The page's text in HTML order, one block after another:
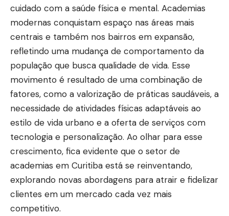
cuidado com a saúde física e mental. Academias
modernas conquistam espaço nas áreas mais
centrais e também nos bairros em expansão,
refletindo uma mudança de comportamento da
população que busca qualidade de vida. Esse
movimento é resultado de uma combinação de
fatores, como a valorização de práticas saudáveis, a
necessidade de atividades físicas adaptáveis ao
estilo de vida urbano e a oferta de serviços com
tecnologia e personalização. Ao olhar para esse
crescimento, fica evidente que o setor de
academias em Curitiba está se reinventando,
explorando novas abordagens para atrair e fidelizar
clientes em um mercado cada vez mais
competitivo.